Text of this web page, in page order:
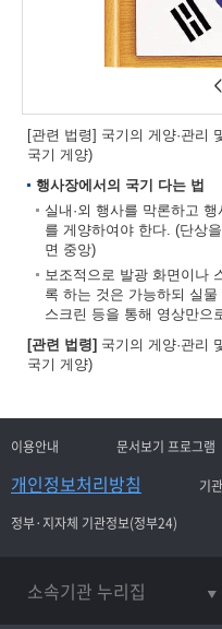
[관련 법령] 국기의 게양·관리
국기 게양)
행사장에서의 국기 다는 법
실내·외 행사를 막론하고
를 게양하여야 한다. (단상
면 중앙)
보조적으로 발광 화면이나
록 하는 것은 가능하되 실
스크린 등을 통해 영상만으
[관련 법령] 국기의 게양·관리
국기 게양)
이용안내 문서보기 프로그램
개인정보처리방침
기
정부·지자체 기관정보(정부24)
소속기관 누리집